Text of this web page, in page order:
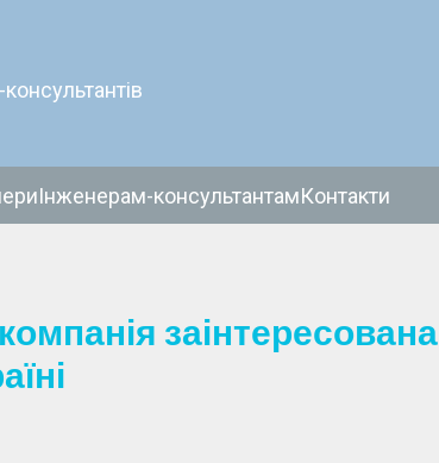
Інженерам-консультантамКонтакти
заінтересована